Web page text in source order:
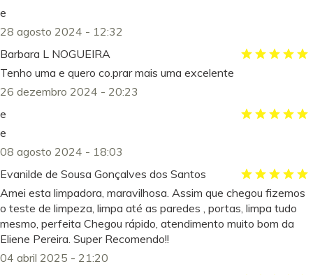
e
28 agosto 2024 - 12:32
Barbara L NOGUEIRA
Tenho uma e quero co.prar mais uma excelente
26 dezembro 2024 - 20:23
e
e
08 agosto 2024 - 18:03
Evanilde de Sousa Gonçalves dos Santos
Amei esta limpadora, maravilhosa. Assim que chegou fizemos
o teste de limpeza, limpa até as paredes , portas, limpa tudo
mesmo, perfeita Chegou rápido, atendimento muito bom da
Eliene Pereira. Super Recomendo!!
04 abril 2025 - 21:20